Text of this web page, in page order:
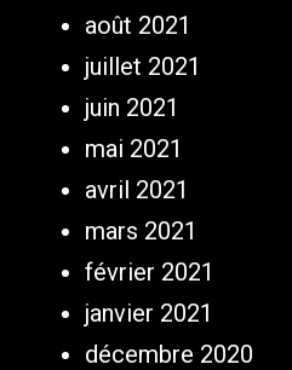
août 2021
juillet 2021
juin 2021
mai 2021
avril 2021
mars 2021
février 2021
janvier 2021
décembre 2020